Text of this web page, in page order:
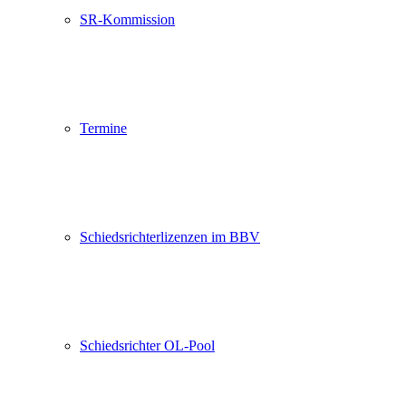
SR-Kommission
Termine
Schiedsrichterlizenzen im BBV
Schiedsrichter OL-Pool